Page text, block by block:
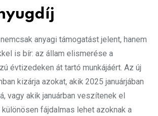
anyagi támogatást jelent, hanem
is bír: az állam elismerése a
évtizedeken át tartó munkájáért. Az új
kizárja azokat, akik 2025 januárjában
vagy akik januárban veszítenek el
fájdalmas lehet azoknak a